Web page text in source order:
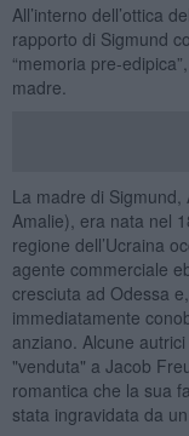
All’interno dell’ottica
rapporto di Sigmund
“memoria pre-
madre.
La madre di
Amalie), era nata nel
regione dell’Ucraina
agente commerciale
cresciuta ad Odessa
immediatamente
anziano. Alcune
"venduta" a Jacob
romantica che la sua
stata ingravidata da